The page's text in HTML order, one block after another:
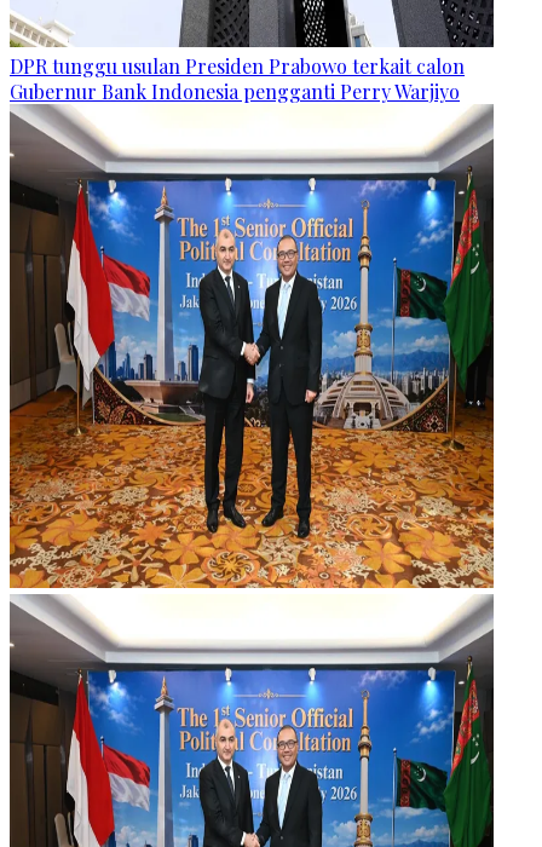
DPR tunggu usulan Presiden Prabowo terkait calon
Gubernur Bank Indonesia pengganti Perry Warjiyo